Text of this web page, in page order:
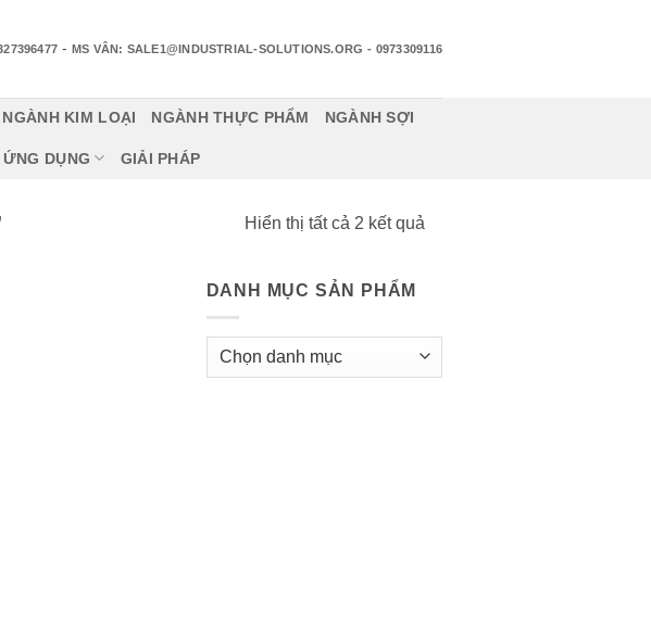
-MS VÂN: SALE1@INDUSTRIAL-SOLUTIONS.ORG - 0973309116
NGÀNH KIM LOẠI NGÀNH THỰC PHẨM NGÀNH SỢI
ỨNG DỤNG GIẢI PHÁP
Hiển thị tất cả 2 kết quả
nhất
DANH MỤC SẢN PHẨM